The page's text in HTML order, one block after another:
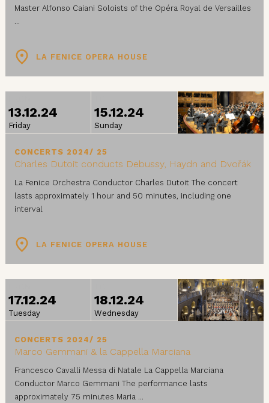
Master Alfonso Caiani Soloists of the Opéra Royal de Versailles
...
LA FENICE OPERA HOUSE
13.12.24
Friday
15.12.24
Sunday
CONCERTS 2024/ 25
Charles Dutoit conducts Debussy, Haydn and Dvořák
La Fenice Orchestra Conductor Charles Dutoit The concert
lasts approximately 1 hour and 50 minutes, including one
interval
LA FENICE OPERA HOUSE
17.12.24
Tuesday
18.12.24
Wednesday
CONCERTS 2024/ 25
Marco Gemmani & la Cappella Marciana
Francesco Cavalli Messa di Natale La Cappella Marciana
Conductor Marco Gemmani The performance lasts
approximately 75 minutes Maria ...